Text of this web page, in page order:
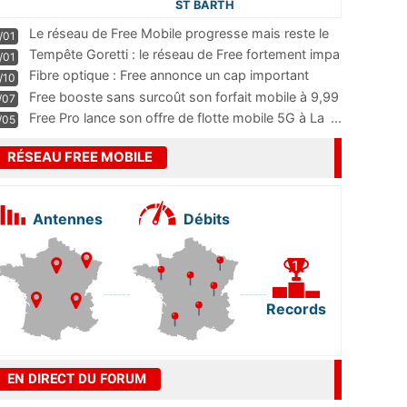
ST BARTH
Le réseau de Free Mobile progresse mais reste le
m
...
Tempête Goretti : le réseau de Free fortement impa
Fibre optique : Free annonce un cap important
pass
...
Free booste sans surcoût son forfait mobile à 9,99
Free Pro lance son offre de flotte mobile 5G à La ...
RÉSEAU FREE MOBILE
Antennes Débits
Records
EN DIRECT DU FORUM